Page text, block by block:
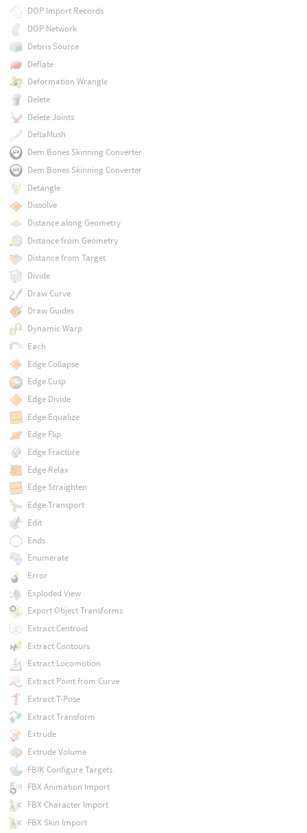
DOP Import Records
DOP Network
Debris Source
Deflate
Deformation Wrangle
Delete
Delete Joints
DeltaMush
Dem Bones Skinning Converter
Dem Bones Skinning Converter
Detangle
Dissolve
Distance along Geometry
Distance from Geometry
Distance from Target
Divide
Draw Curve
Draw Guides
Dynamic Warp
Each
Edge Collapse
Edge Cusp
Edge Divide
Edge Equalize
Edge Flip
Edge Fracture
Edge Relax
Edge Straighten
Edge Transport
Edit
Ends
Enumerate
Error
Exploded View
Export Object Transforms
Extract Centroid
Extract Contours
Extract Locomotion
Extract Point from Curve
Extract T-Pose
Extract Transform
Extrude
Extrude Volume
FBIK Configure Targets
FBX Animation Import
FBX Character Import
FBX Skin Import